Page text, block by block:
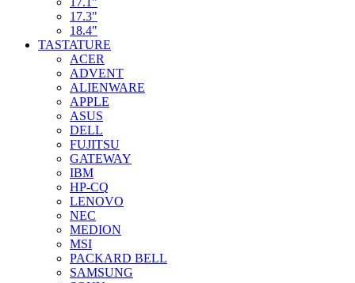
17.3"
18.4"
TASTATURE
ACER
ADVENT
ALIENWARE
APPLE
ASUS
DELL
FUJITSU
GATEWAY
IBM
HP-CQ
LENOVO
NEC
MEDION
MSI
PACKARD BELL
SAMSUNG